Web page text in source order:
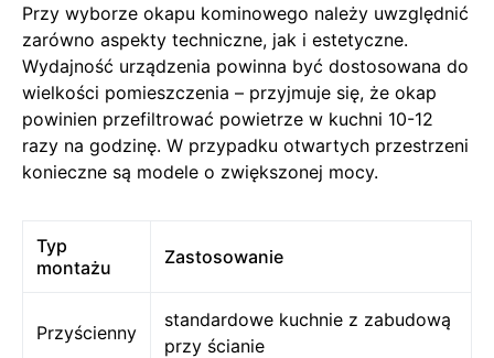
Przy wyborze okapu kominowego należy uwzględnić
zarówno aspekty techniczne, jak i estetyczne.
Wydajność urządzenia powinna być dostosowana do
wielkości pomieszczenia – przyjmuje się, że okap
powinien przefiltrować powietrze w kuchni 10-12
razy na godzinę. W przypadku otwartych przestrzeni
konieczne są modele o zwiększonej mocy.
Typ
montażu
Zastosowanie
Przyścienny
standardowe kuchnie z zabudową
przy ścianie